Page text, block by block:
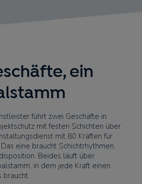
ein
führt zwei Geschäfte in
mit festen Schichten über
mit 80 Kräften für
eine braucht Schichtrhythmen,
Beides läuft über
in dem jede Kraft einen
braucht.